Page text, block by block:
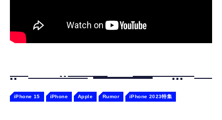
iPhone 15 iPhone Apple Rumor iPhone 2023特集